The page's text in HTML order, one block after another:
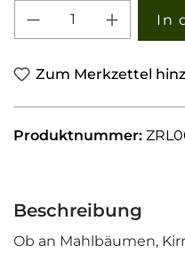
Produkt In
Zum Merkzettel
Produktnummer:
Beschreibung
Ob an Mahlbäumen,